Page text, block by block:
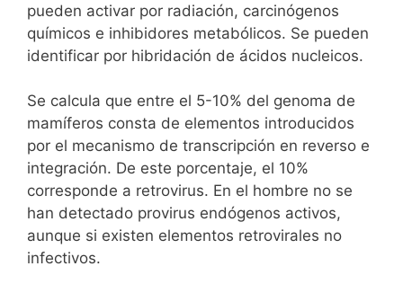
pueden activar por radiación, carcinógenos
químicos e inhibidores metabólicos. Se pueden
identificar por hibridación de ácidos nucleicos.
Se calcula que entre el 5-10% del genoma de
mamíferos consta de elementos introducidos
por el mecanismo de transcripción en reverso e
integración. De este porcentaje, el 10%
corresponde a retrovirus. En el hombre no se
han detectado provirus endógenos activos,
aunque si existen elementos retrovirales no
infectivos.